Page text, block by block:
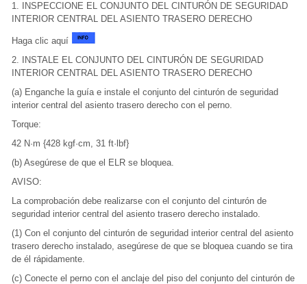
1. INSPECCIONE EL CONJUNTO DEL CINTURÓN DE SEGURIDAD
INTERIOR CENTRAL DEL ASIENTO TRASERO DERECHO
Haga clic aquí
2. INSTALE EL CONJUNTO DEL CINTURÓN DE SEGURIDAD
INTERIOR CENTRAL DEL ASIENTO TRASERO DERECHO
(a) Enganche la guía e instale el conjunto del cinturón de seguridad
interior central del asiento trasero derecho con el perno.
Torque:
42 N·m {428 kgf·cm, 31 ft·lbf}
(b) Asegúrese de que el ELR se bloquea.
AVISO:
La comprobación debe realizarse con el conjunto del cinturón de
seguridad interior central del asiento trasero derecho instalado.
(1) Con el conjunto del cinturón de seguridad interior central del asiento
trasero derecho instalado, asegúrese de que se bloquea cuando se tira
de él rápidamente.
(c) Conecte el perno con el anclaje del piso del conjunto del cinturón de